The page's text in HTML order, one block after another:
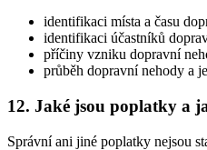
identifikaci místa a času
identifikaci účastníků
příčiny vzniku dopravní
průběh dopravní nehody a
12. Jaké jsou poplatky a
Správní ani jiné poplatky nejsou